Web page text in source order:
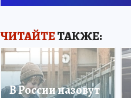
ЧИТАЙТЕТАКЖЕ:
В России назовут